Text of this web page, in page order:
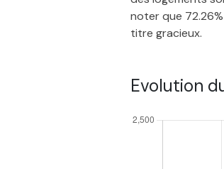
noter que
titre gracieux.
Evolution